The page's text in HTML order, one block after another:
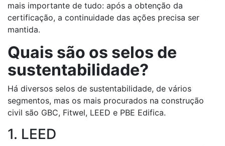
mais importante de tudo: após a obtenção da
certificação, a continuidade das ações precisa ser
mantida.
Quais são os selos de
sustentabilidade?
Há diversos selos de sustentabilidade, de vários
segmentos, mas os mais procurados na construção
civil são GBC, Fitwel, LEED e PBE Edifica.
1. LEED